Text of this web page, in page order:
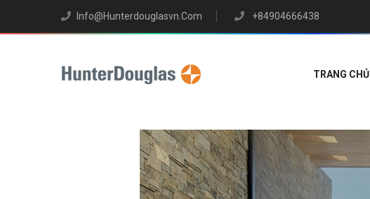
Info@hunterdouglasvn.com +84904666438
TRANG CHỦ